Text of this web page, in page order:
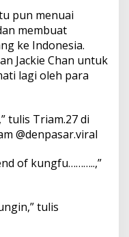
pun menuai
membuat
ke Indonesia.
Jackie Chan untuk
lagi oleh para
tulis Triam.27 di
@denpasar.viral
of kungfu………..,”
tulis